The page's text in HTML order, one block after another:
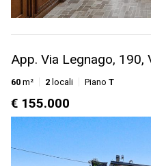
App. Via Legnago, 190,
60 m² 2 locali Piano T
€ 155.000